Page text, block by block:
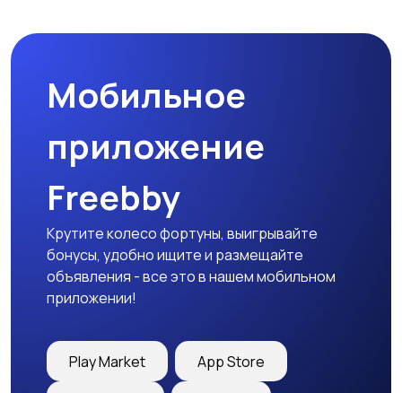
Мобильное
приложение
Freebby
Крутите колесо фортуны, выигрывайте
бонусы, удобно ищите и размещайте
объявления - все это в нашем мобильном
приложении!
Play Market App Store